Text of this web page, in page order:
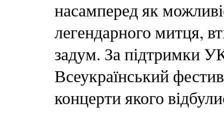
насамперед як
легендарного митця,
задум. За підтримки
Всеукраїнський
концерти якого